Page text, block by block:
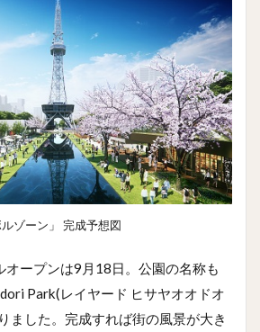
ゾーン」 完成予想図
オープンは9月18日。公園の名称も
Park(レイヤード ヒサヤオオドオ
ました。完成すれば街の風景が大き